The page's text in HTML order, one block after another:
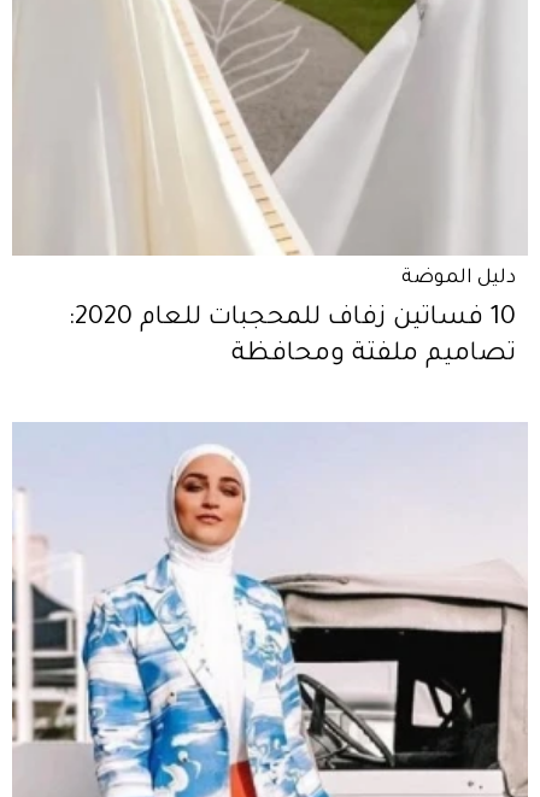
دليل الموضة
10 فساتين زفاف للمحجبات للعام 2020:
تصاميم ملفتة ومحافظة